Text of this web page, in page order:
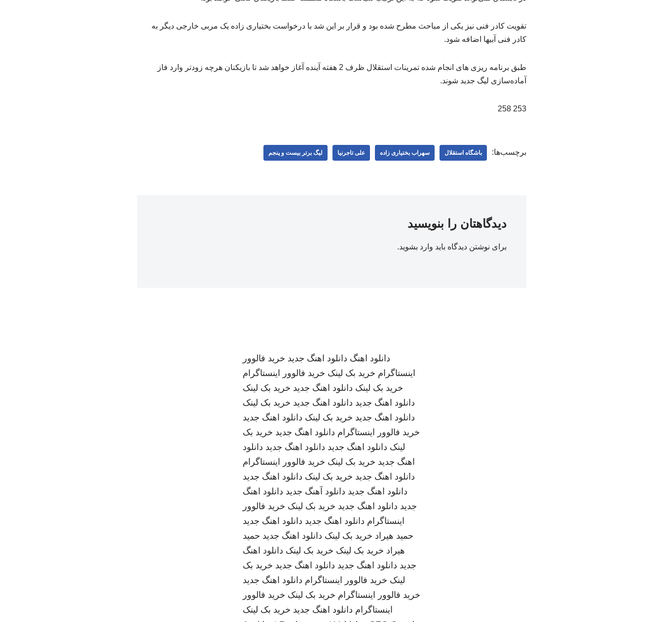
تقویت کادر فنی نیز یکی از مباحث مطرح شده بود و قرار بر این شد با درخواست بختیاری زاده یک مربی خارجی دیگر به
کادر فنی آبیها اضافه شود.
طبق برنامه ریزی های انجام شده تمرینات استقلال ظرف 2 هفته آینده آغاز خواهد شد تا بازیکنان هرچه زودتر وارد فاز
آماده‌سازی لیگ جدید شوند.
253 258
برچسب‌ها: باشگاه استقلال سهراب بختیاری زاده علی تاجرنیا لیگ برتر بیست و پنجم
دیدگاهتان را بنویسید
برای نوشتن دیدگاه باید وارد بشوید.
دانلود اهنگ دانلود اهنگ جدید خرید فالوور
اینستاگرام خرید بک لینک خرید فالوور اینستاگرام
خرید بک لینک دانلود اهنگ جدید خرید بک لینک
دانلود اهنگ جدید دانلود اهنگ جدید خرید بک لینک
دانلود اهنگ جدید خرید بک لینک دانلود اهنگ جدید
خرید فالوور اینستاگرام دانلود اهنگ جدید خرید بک
لینک دانلود اهنگ جدید دانلود اهنگ جدید دانلود
اهنگ جدید خرید بک لینک خرید فالوور اینستاگرام
دانلود اهنگ جدید خرید بک لینک دانلود اهنگ جدید
دانلود اهنگ جدید دانلود آهنگ جدید دانلود اهنگ
جدید دانلود اهنگ جدید خرید بک لینک خرید فالوور
اینستاگرام دانلود اهنگ جدید دانلود اهنگ جدید
حمید هیراد خرید بک لینک دانلود اهنگ جدید حمید
هیراد خرید بک لینک خرید بک لینک دانلود اهنگ
جدید دانلود اهنگ جدید دانلود اهنگ جدید خرید بک
لینک خرید فالوور اینستاگرام دانلود اهنگ جدید
خرید فالوور اینستاگرام خرید بک لینک خرید فالوور
اینستاگرام دانلود اهنگ جدید خرید بک لینک